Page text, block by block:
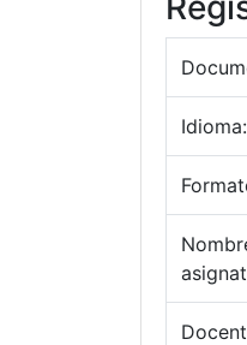
Idioma: